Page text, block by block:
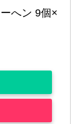
へン 9個×